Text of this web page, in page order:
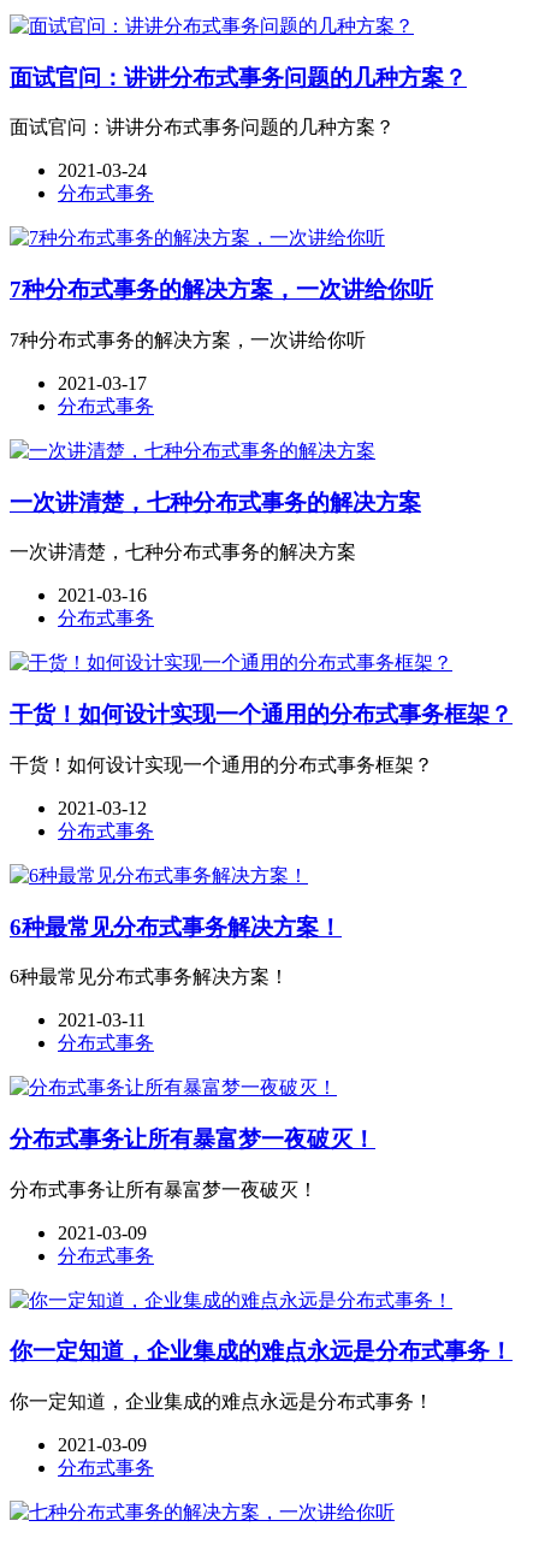
面试官问：讲讲分布式事务问题的几种方案？
面试官问：讲讲分布式事务问题的几种方案？
2021-03-24
分布式事务
7种分布式事务的解决方案，一次讲给你听
7种分布式事务的解决方案，一次讲给你听
2021-03-17
分布式事务
一次讲清楚，七种分布式事务的解决方案
一次讲清楚，七种分布式事务的解决方案
2021-03-16
分布式事务
干货！如何设计实现一个通用的分布式事务框架？
干货！如何设计实现一个通用的分布式事务框架？
2021-03-12
分布式事务
6种最常见分布式事务解决方案！
6种最常见分布式事务解决方案！
2021-03-11
分布式事务
分布式事务让所有暴富梦一夜破灭！
分布式事务让所有暴富梦一夜破灭！
2021-03-09
分布式事务
你一定知道，企业集成的难点永远是分布式事务！
你一定知道，企业集成的难点永远是分布式事务！
2021-03-09
分布式事务